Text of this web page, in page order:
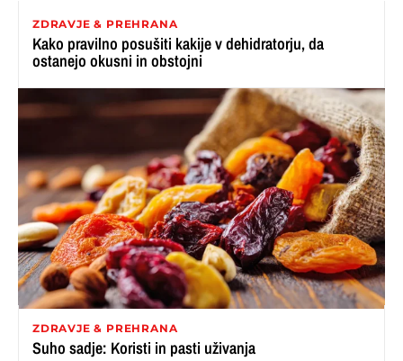
ZDRAVJE & PREHRANA
Kako pravilno posušiti kakije v dehidratorju, da
ostanejo okusni in obstojni
ZDRAVJE & PREHRANA
Suho sadje: Koristi in pasti uživanja